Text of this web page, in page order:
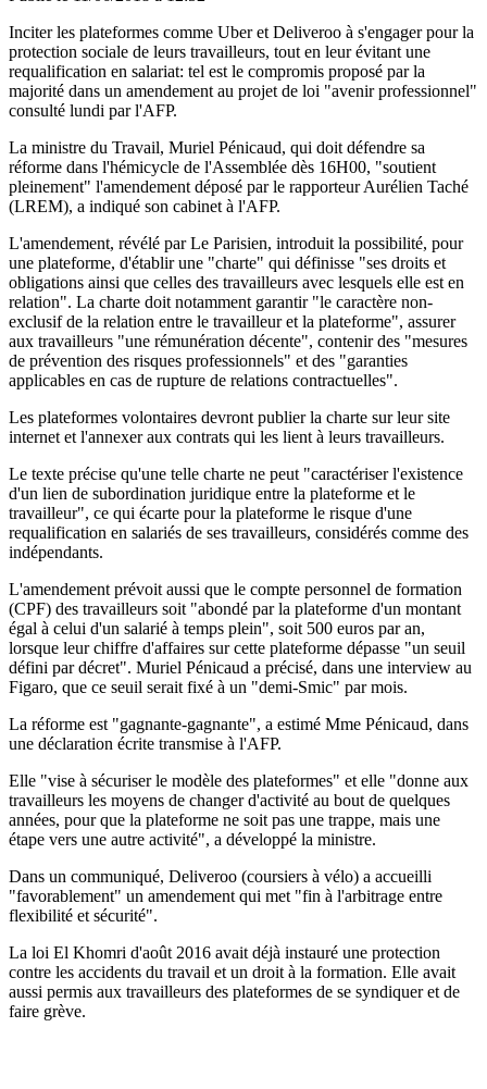
Inciter les plateformes comme Uber et Deliveroo à s'engager pour la
protection sociale de leurs travailleurs, tout en leur évitant une
requalification en salariat: tel est le compromis proposé par la
majorité dans un amendement au projet de loi "avenir professionnel"
consulté lundi par l'AFP.
La ministre du Travail, Muriel Pénicaud, qui doit défendre sa
réforme dans l'hémicycle de l'Assemblée dès 16H00, "soutient
pleinement" l'amendement déposé par le rapporteur Aurélien Taché
(LREM), a indiqué son cabinet à l'AFP.
L'amendement, révélé par Le Parisien, introduit la possibilité, pour
une plateforme, d'établir une "charte" qui définisse "ses droits et
obligations ainsi que celles des travailleurs avec lesquels elle est en
relation". La charte doit notamment garantir "le caractère non-
exclusif de la relation entre le travailleur et la plateforme", assurer
aux travailleurs "une rémunération décente", contenir des "mesures
de prévention des risques professionnels" et des "garanties
applicables en cas de rupture de relations contractuelles".
Les plateformes volontaires devront publier la charte sur leur site
internet et l'annexer aux contrats qui les lient à leurs travailleurs.
Le texte précise qu'une telle charte ne peut "caractériser l'existence
d'un lien de subordination juridique entre la plateforme et le
travailleur", ce qui écarte pour la plateforme le risque d'une
requalification en salariés de ses travailleurs, considérés comme des
indépendants.
L'amendement prévoit aussi que le compte personnel de formation
(CPF) des travailleurs soit "abondé par la plateforme d'un montant
égal à celui d'un salarié à temps plein", soit 500 euros par an,
lorsque leur chiffre d'affaires sur cette plateforme dépasse "un seuil
défini par décret". Muriel Pénicaud a précisé, dans une interview au
Figaro, que ce seuil serait fixé à un "demi-Smic" par mois.
La réforme est "gagnante-gagnante", a estimé Mme Pénicaud, dans
une déclaration écrite transmise à l'AFP.
Elle "vise à sécuriser le modèle des plateformes" et elle "donne aux
travailleurs les moyens de changer d'activité au bout de quelques
années, pour que la plateforme ne soit pas une trappe, mais une
étape vers une autre activité", a développé la ministre.
Dans un communiqué, Deliveroo (coursiers à vélo) a accueilli
"favorablement" un amendement qui met "fin à l'arbitrage entre
flexibilité et sécurité".
La loi El Khomri d'août 2016 avait déjà instauré une protection
contre les accidents du travail et un droit à la formation. Elle avait
aussi permis aux travailleurs des plateformes de se syndiquer et de
faire grève.